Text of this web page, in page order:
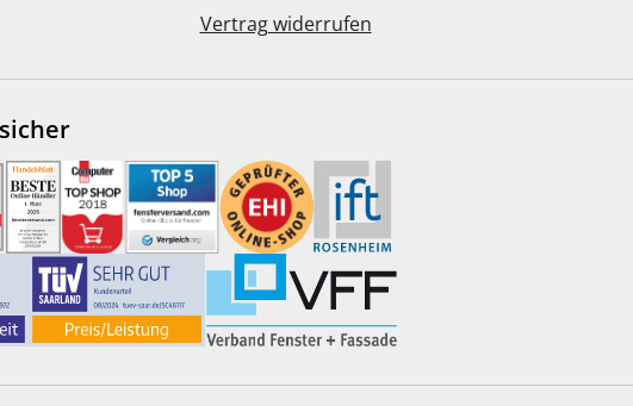
Vertrag widerrufen